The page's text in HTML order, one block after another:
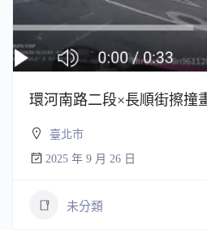
環河南路二段×長順街擦撞
臺北市
2025 年 9 月 26 日
未分類